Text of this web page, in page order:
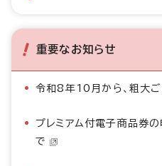
重要なお知らせ
令和8年10月から、粗大
プレミアム付電子商品券
で